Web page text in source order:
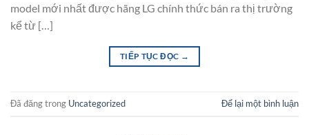
model mới nhất được hãng LG chính thức bán ra thị trường
kể từ […]
TIẾP TỤC ĐỌC →
Đã đăng trong Uncategorized Để lại một bình luận